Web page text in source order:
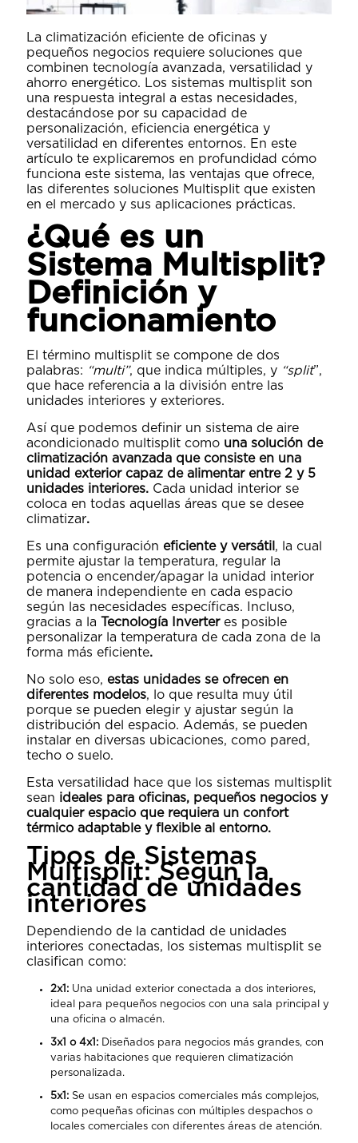
La climatización eficiente de oficinas y
pequeños negocios requiere soluciones que
combinen tecnología avanzada, versatilidad y
ahorro energético. Los sistemas multisplit son
una respuesta integral a estas necesidades,
destacándose por su capacidad de
personalización, eficiencia energética y
versatilidad en diferentes entornos. En este
artículo te explicaremos en profundidad cómo
funciona este sistema, las ventajas que ofrece,
las diferentes soluciones Multisplit que existen
en el mercado y sus aplicaciones prácticas.
¿Qué es un
Sistema Multisplit?
Definición y
funcionamiento
El término multisplit se compone de dos
palabras: “multi”, que indica múltiples, y “split”,
que hace referencia a la división entre las
unidades interiores y exteriores.
Así que podemos definir un sistema de aire
acondicionado multisplit como una solución de
climatización avanzada que consiste en una
unidad exterior capaz de alimentar entre 2 y 5
unidades interiores. Cada unidad interior se
coloca en todas aquellas áreas que se desee
climatizar.
Es una configuración eficiente y versátil , la cual
permite ajustar la temperatura, regular la
potencia o encender/apagar la unidad interior
de manera independiente en cada espacio
según las necesidades específicas. Incluso,
gracias a la Tecnología Inverter es posible
personalizar la temperatura de cada zona de la
forma más eficiente.
No solo eso, estas unidades se ofrecen en
diferentes modelos, lo que resulta muy útil
porque se pueden elegir y ajustar según la
distribución del espacio. Además, se pueden
instalar en diversas ubicaciones, como pared,
techo o suelo.
Esta versatilidad hace que los sistemas multisplit
sean ideales para oficinas, pequeños negocios y
cualquier espacio que requiera un confort
térmico adaptable y flexible al entorno.
Tipos de Sistemas
Multisplit: Según la
cantidad de unidades
interiores
Dependiendo de la cantidad de unidades
interiores conectadas, los sistemas multisplit se
clasifican como:
2x1: Una unidad exterior conectada a dos interiores,
ideal para pequeños negocios con una sala principal y
una oficina o almacén.
3x1 o 4x1: Diseñados para negocios más grandes, con
varias habitaciones que requieren climatización
personalizada.
5x1: Se usan en espacios comerciales más complejos,
como pequeñas oficinas con múltiples despachos o
locales comerciales con diferentes áreas de atención.